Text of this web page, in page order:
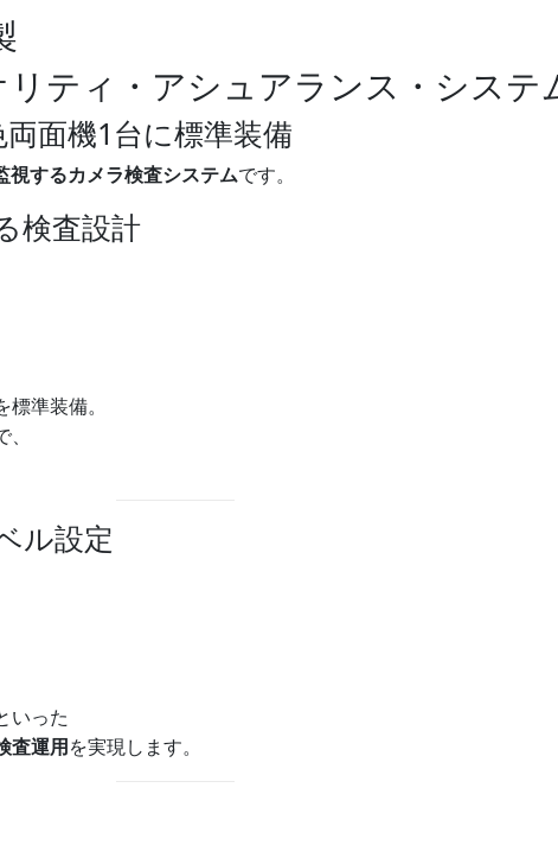
ティ・アシュアランス・システ
面機1台に標準装備
視するカメラ検査システムです。
検査設計
標準装備。
ル設定
いった
査運用を実現します。